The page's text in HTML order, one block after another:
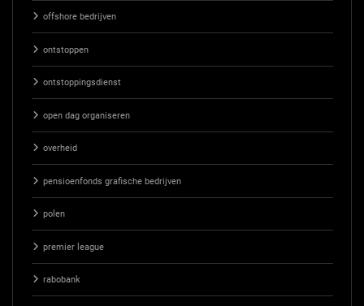
offshore bedrijven
ontstoppen
ontstoppingsdienst
open dag organiseren
overheid
pensioenfonds grafische bedrijven
polen
premier league
rabobank